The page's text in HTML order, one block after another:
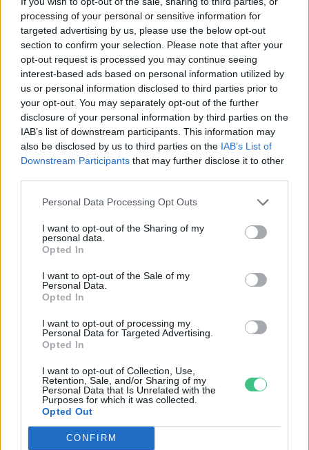
processing of your personal or sensitive information for
targeted advertising by us, please use the below opt-out
section to confirm your selection. Please note that after your
opt-out request is processed you may continue seeing
interest-based ads based on personal information utilized by
us or personal information disclosed to third parties prior to
your opt-out. You may separately opt-out of the further
disclosure of your personal information by third parties on the
IAB’s list of downstream participants. This information may
also be disclosed by us to third parties on the IAB’s List of
Downstream Participants that may further disclose it to other
Personal Data Processing Opt Outs
I want to opt-out of the Sharing of my
personal data.
Opted In
I want to opt-out of the Sale of my
Personal Data.
Opted In
I want to opt-out of processing my
Personal Data for Targeted Advertising.
Opted In
I want to opt-out of Collection, Use,
Retention, Sale, and/or Sharing of my
Personal Data that Is Unrelated with the
Purposes for which it was collected.
Opted Out
CONFIRM
Holnapután
„Mindegy már, hogy milyen
víz, csak víz legyen” |
Holnapután
Greendex 55:58
A
Cickafark – Az évezredek óta
ismert gyógynövény